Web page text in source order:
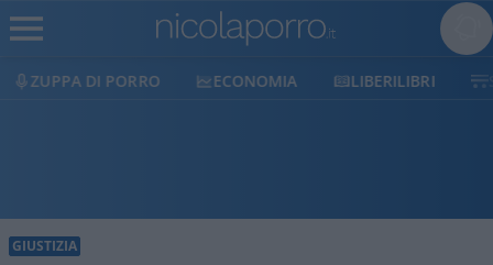
ECONOMIA LIBERILIBRI SHOP SOSTIENICI
GIUSTIZIA